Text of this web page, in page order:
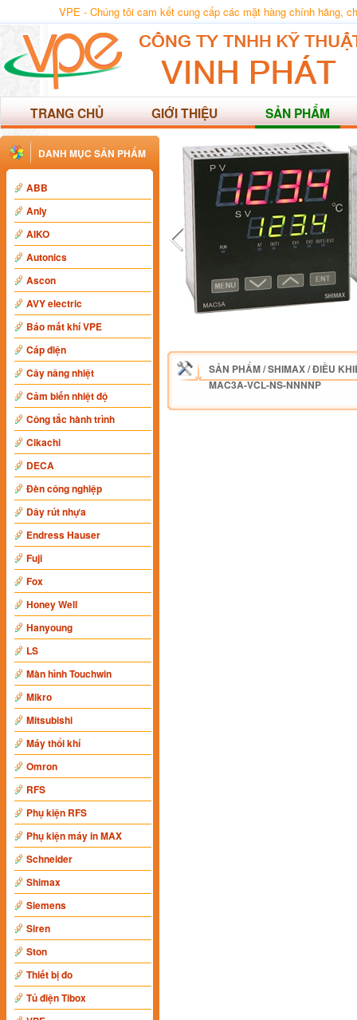
VPE - Chúng tôi cam kết cung cấp các mặt hàng chính hãng,
TRANG CHỦ GIỚI THIỆU SẢN PHẨM
DANH MỤC SẢN PHẨM
ABB
Anly
AIKO
Autonics
Ascon
AVY electric
Báo mất khí VPE
Cáp điện
Cây nâng nhiệt
Cảm biến nhiệt độ
Công tắc hành trình
Cikachi
DECA
Đèn công nghiệp
Dây rút nhựa
Endress Hauser
Fuji
Fox
Honey Well
Hanyoung
LS
Màn hình Touchwin
Mikro
Mitsubishi
Máy thổi khí
Omron
RFS
Phụ kiện RFS
Phụ kiện máy in MAX
Schneider
Shimax
Siemens
Siren
Ston
Thiết bị đo
Tủ điện Tibox
SẢN PHẨM/SHIMAX/ĐIỀU
MAC3A-VCL-NS-NNNNP